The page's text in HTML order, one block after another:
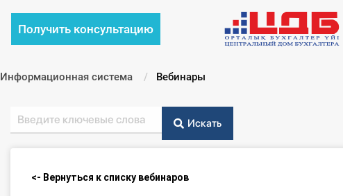
Получить консультацию
Информационная система Текущий:
Вебинары
Искать
<- Вернуться к списку вебинаров